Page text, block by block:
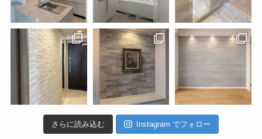
さらに読み込む Instagram でフォロー